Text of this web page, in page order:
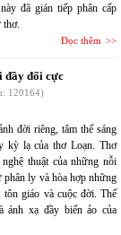
đã gián tiếp phân cấp
thơ.
Đọc thêm
đầy đối cực
120164)
đời riêng, tâm thế sáng
kỳ lạ của thơ Loạn. Thơ
thuật của những nỗi
ly và hòa hợp những
giáo và cuộc đời. Thế
ánh xạ đầy biến ảo của